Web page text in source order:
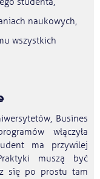
naukowych,
wszystkich
Busines
włączyła
ma przywilej
muszą być
się po prostu tam